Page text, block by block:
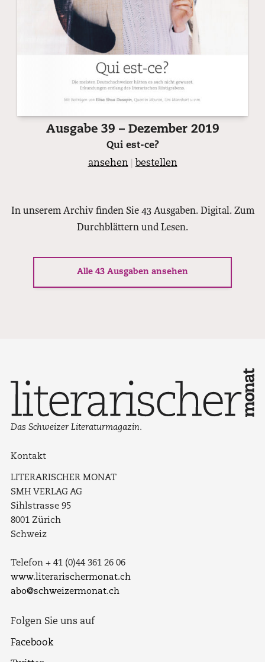
Ausgabe 39 – Dezember 2019
Qui est-ce?
ansehen
bestellen
In unserem Archiv finden Sie 43 Ausgaben. Digital. Zum
Durchblättern und Lesen.
Alle 43 Ausgaben ansehen
Das Schweizer Literaturmagazin.
Kontakt
LITERARISCHER MONAT
SMH VERLAG AG
Sihlstrasse 95
8001 Zürich
Schweiz
Telefon + 41 (0)44 361 26 06
www.literarischermonat.ch
abo@schweizermonat.ch
Folgen Sie uns auf
Facebook